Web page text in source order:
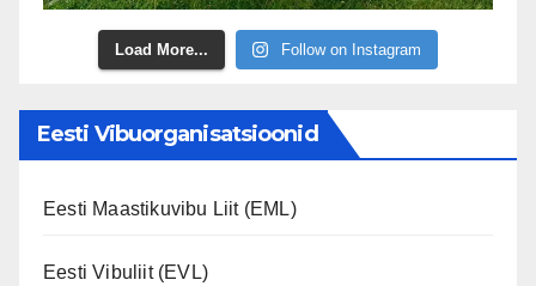
Load More... Follow on Instagram
Eesti Vibuorganisatsioonid
Eesti Maastikuvibu Liit (EML)
Eesti Vibuliit (EVL)